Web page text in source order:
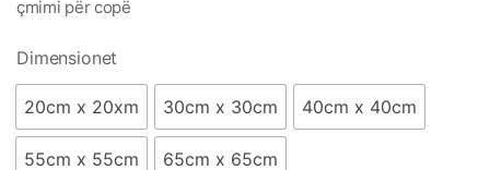
çmimi për copë
Dimensionet
20cm x 20xm 30cm x 30cm 40cm x 40cm
55cm x 55cm 65cm x 65cm